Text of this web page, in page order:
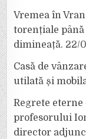
Vremea în
torențiale până
dimineață. 22/
Casă de
utilată și
Regrete eterne
profesorului
director